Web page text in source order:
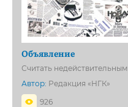
Объявление
Считать недействительным
Автор: Редакция «НГК»
926